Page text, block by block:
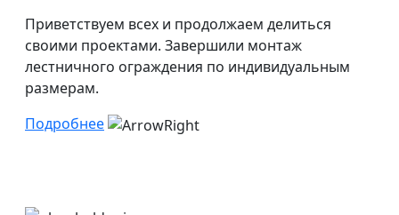
Приветствуем всех и продолжаем делиться
своими проектами. Завершили монтаж
лестничного ограждения по индивидуальным
размерам.
Подробнее